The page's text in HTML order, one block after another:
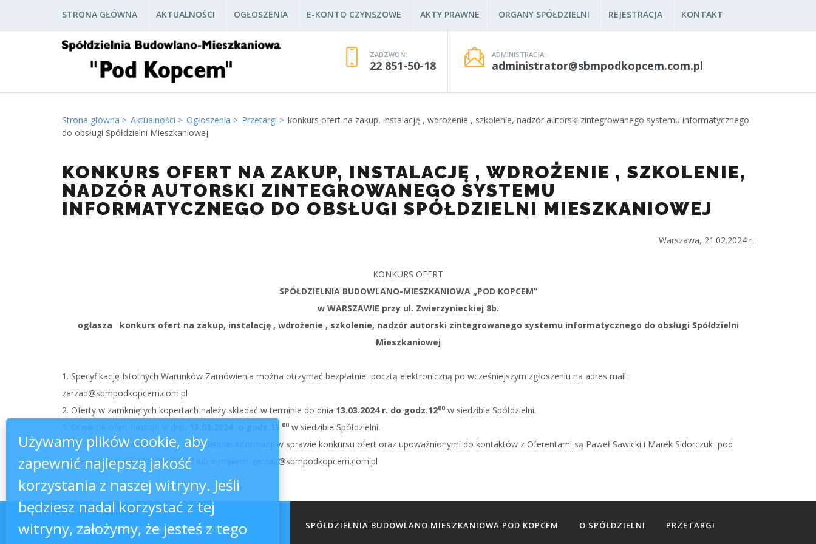
STRONA GŁÓWNA AKTUALNOŚCI OGŁOSZENIA E-KONTO CZYNSZOWE AKTY PRAWNE ORGANY SPÓŁDZIELNI REJESTRACJA KONTAKT
ZADZWOŃ:
22 851-50-18
ADMINISTRACJA:
administrator@sbmpodkopcem.com.pl
Strona główna Aktualności Ogłoszenia Przetargi
konkurs ofert na zakup, instalację , wdrożenie , szkolenie, nadzór autorski zintegrowanego systemu informatycznego
do obsługi Spółdzielni Mieszkaniowej
KONKURS OFERT NA ZAKUP, INSTALACJĘ , WDROŻENIE , SZKOLENIE,
NADZÓR AUTORSKI ZINTEGROWANEGO SYSTEMU
INFORMATYCZNEGO DO OBSŁUGI SPÓŁDZIELNI MIESZKANIOWEJ
Warszawa, 21.02.2024 r.
KONKURS OFERT
SPÓŁDZIELNIA BUDOWLANO-MIESZKANIOWA „POD KOPCEM”
w WARSZAWIE przy ul. Zwierzynieckiej 8b.
ogłasza konkurs ofert na zakup, instalację , wdrożenie , szkolenie, nadzór autorski zintegrowanego systemu informatycznego do obsługi Spółdzielni
Mieszkaniowej
1. Specyfikację Istotnych Warunków Zamówienia można otrzymać bezpłatnie pocztą elektroniczną po wcześniejszym zgłoszeniu na adres mail:
zarzad@sbmpodkopcem.com.pl
2. Oferty w zamkniętych kopertach należy składać w terminie do dnia 13.03.2024 r. do godz.1200 w siedzibie Spółdzielni.
00 w siedzibie Spółdzielni.
4. Osobami odpowiedzialnymi za udzielanie informacji w sprawie konkursu ofert oraz upoważnionymi do kontaktów z Oferentami są Paweł Sawicki i Marek Sidorczuk pod
numerem telefonu (22) 851 50 18 lub e-mailem: zarzad@sbmpodkopcem.com.pl
SPÓŁDZIELNIA BUDOWLANO MIESZKANIOWA POD KOPCEM O SPÓŁDZIELNI PRZETARGI
Używamy plików cookie, aby
zapewnić najlepszą jakość
korzystania z naszej witryny. Jeśli
będziesz nadal korzystać z tej
witryny, założymy, że jesteś z tego